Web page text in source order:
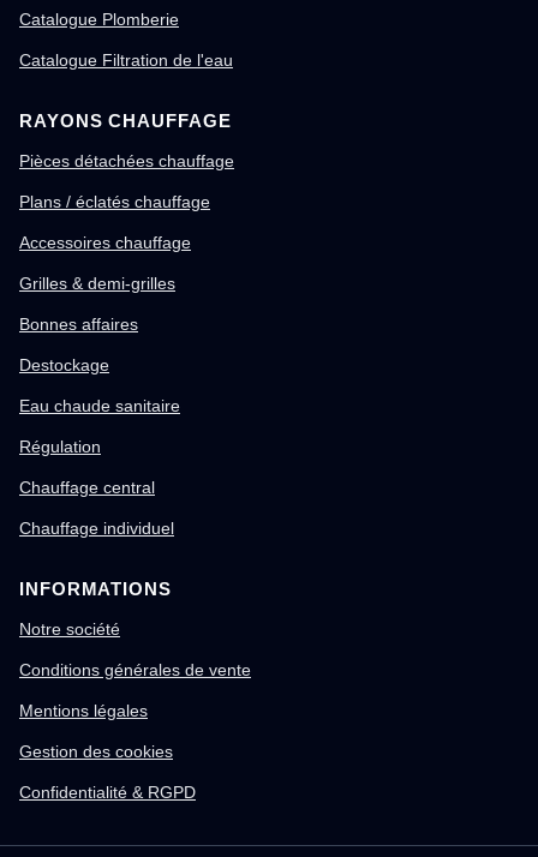
Catalogue Plomberie
Catalogue Filtration de l'eau
RAYONS CHAUFFAGE
Pièces détachées chauffage
Plans / éclatés chauffage
Accessoires chauffage
Grilles & demi-grilles
Bonnes affaires
Destockage
Eau chaude sanitaire
Régulation
Chauffage central
Chauffage individuel
INFORMATIONS
Notre société
Conditions générales de vente
Mentions légales
Gestion des cookies
Confidentialité & RGPD